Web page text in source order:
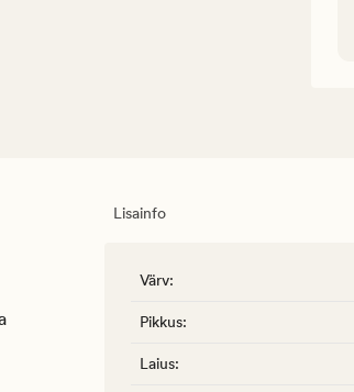
Lisainfo
Värv:
Pikkus:
Laius: